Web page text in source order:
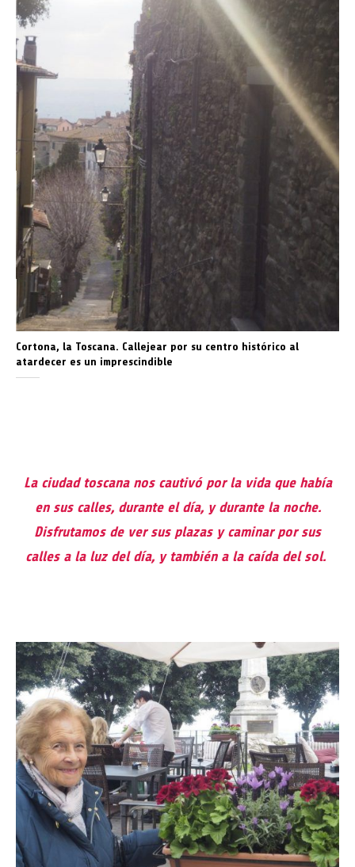
Cortona, la Toscana. Callejear por su centro histórico al
atardecer es un imprescindible
La ciudad toscana nos cautivó por la vida que había
en sus calles, durante el día, y durante la noche.
Disfrutamos de ver sus plazas y caminar por sus
calles a la luz del día, y también a la caída del sol.